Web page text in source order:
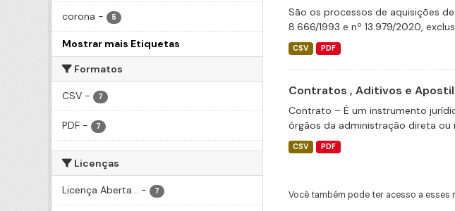
corona - 5
Mostrar mais Etiquetas
Formatos
CSV - 7
PDF - 7
Licenças
Licença Aberta... - 7
São os processos de aquisições
8.666/1993 e nº 13.979/2020,
CSV PDF
Contratos , Aditivos e
Contrato – É um instrumento
órgãos da administração direta ou
CSV PDF
Você também pode ter acesso a esses